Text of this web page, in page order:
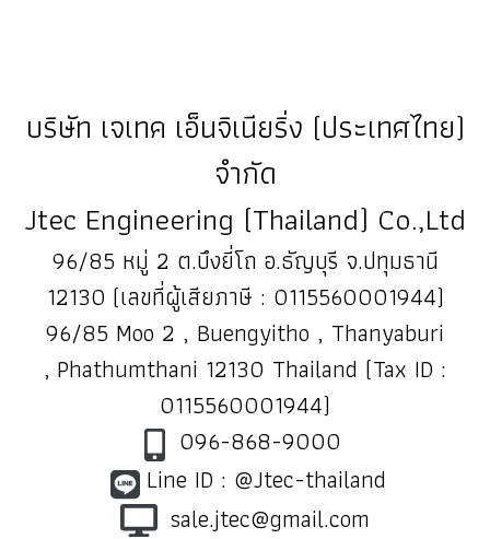
บริษัท เจเทค เอ็นจิเนียริ่ง (ประเทศไทย)
จำกัด
Jtec Engineering (Thailand) Co.,Ltd
96/85 หมู่ 2 ต.บึงยี่โถ อ.ธัญบุรี จ.ปทุมธานี
12130 (เลขที่ผู้เสียภาษี : 0115560001944)
96/85 Moo 2 , Buengyitho , Thanyaburi
, Phathumthani 12130 Thailand (Tax ID :
0115560001944)
096-868-9000
Line ID : @Jtec-thailand
sale.jtec@gmail.com